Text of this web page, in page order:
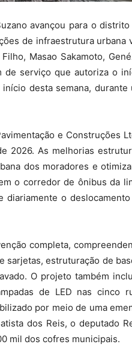
avançou para o distrito
de infraestrutura urbana
Masao Sakamoto,
de serviço que autoriza o
desta semana, durante
e Construções
2026. As melhorias
dos moradores e
o corredor de ônibus da
diariamente o
completa,
sarjetas, estruturação de
O projeto também
de LED nas cinco
por meio de uma
dos Reis, o deputado
mil dos cofres municipais.